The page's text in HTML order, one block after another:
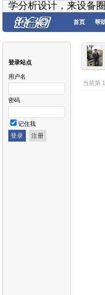
学分析设计，来设备
首页 帮
登录站点
用户名
密码
记住我
当前第